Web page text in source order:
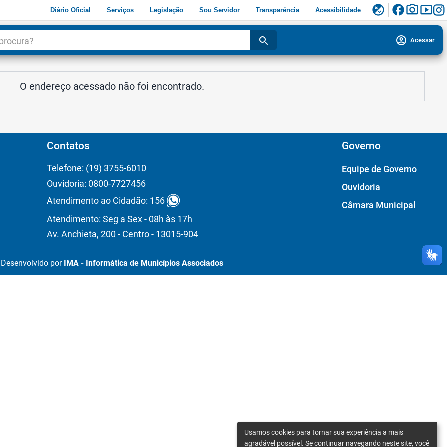
Diário Oficial Serviços Legislação Sou Servidor Transparência Acessibilidade flaky facebookphoto_camerasmart_display
search account_circle Acessar
O endereço acessado não foi encontrado.
Contatos
Telefone: (19) 3755-6010
Ouvidoria: 0800-7727456
Atendimento ao Cidadão: 156
Atendimento: Seg a Sex - 08h às 17h
Av. Anchieta, 200 - Centro - 13015-904
Governo
Equipe de Governo
Ouvidoria
Câmara Municipal
Desenvolvido por IMA - Informática de Municípios Associados
Usamos cookies para tornar sua experiência a mais
agradável possível. Se continuar navegando neste site, você